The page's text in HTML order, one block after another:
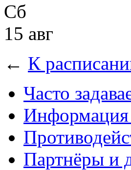
Сб
15 авг
← К
Часто
Партнёры и